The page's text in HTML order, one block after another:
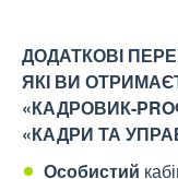
ДОДАТКОВІ
ЯКІ ВИ
«КАДРОВИК-
«КАДРИ ТА
Особистий